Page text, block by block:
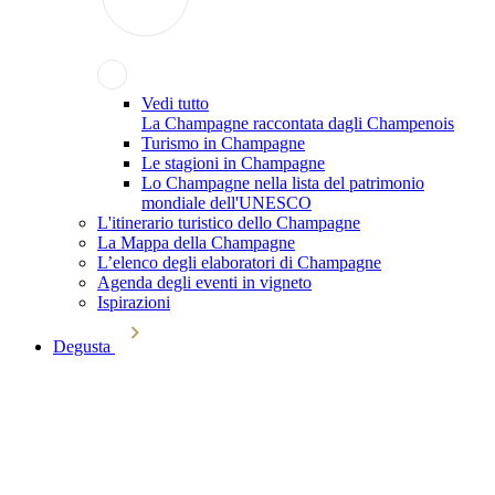
Vedi tutto
La Champagne raccontata dagli Champenois
Turismo in Champagne
Le stagioni in Champagne
Lo Champagne nella lista del patrimonio
mondiale dell'UNESCO
L'itinerario turistico dello Champagne
La Mappa della Champagne
L’elenco degli elaboratori di Champagne
Agenda degli eventi in vigneto
Ispirazioni
Degusta